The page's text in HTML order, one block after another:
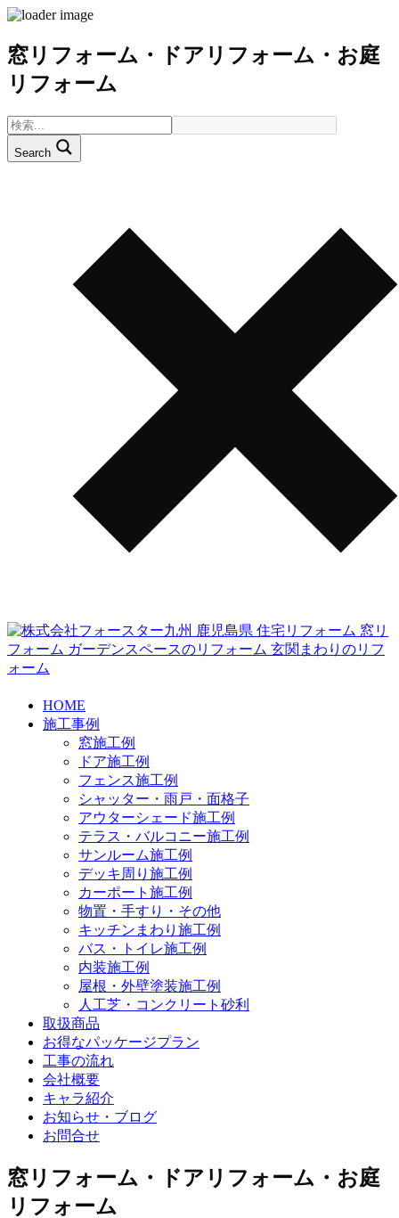
窓リフォーム・ドアリフォーム・お庭
リフォーム
Search
HOME
施工事例
窓施工例
ドア施工例
フェンス施工例
シャッター・雨戸・面格子
アウターシェード施工例
テラス・バルコニー施工例
サンルーム施工例
デッキ周り施工例
カーポート施工例
物置・手すり・その他
キッチンまわり施工例
バス・トイレ施工例
内装施工例
屋根・外壁塗装施工例
人工芝・コンクリート砂利
取扱商品
お得なパッケージプラン
工事の流れ
会社概要
キャラ紹介
お知らせ・ブログ
お問合せ
窓リフォーム・ドアリフォーム・お庭
リフォーム